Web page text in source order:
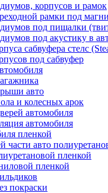
корпусов и рамок
рамки под
под пищалки
под акустику в
сабвуфера стелс
под сабвуфер
авто
и колесных арок
автомобиля
автомобиля
пленкой
части авто
пленкой
пленкой
покраски